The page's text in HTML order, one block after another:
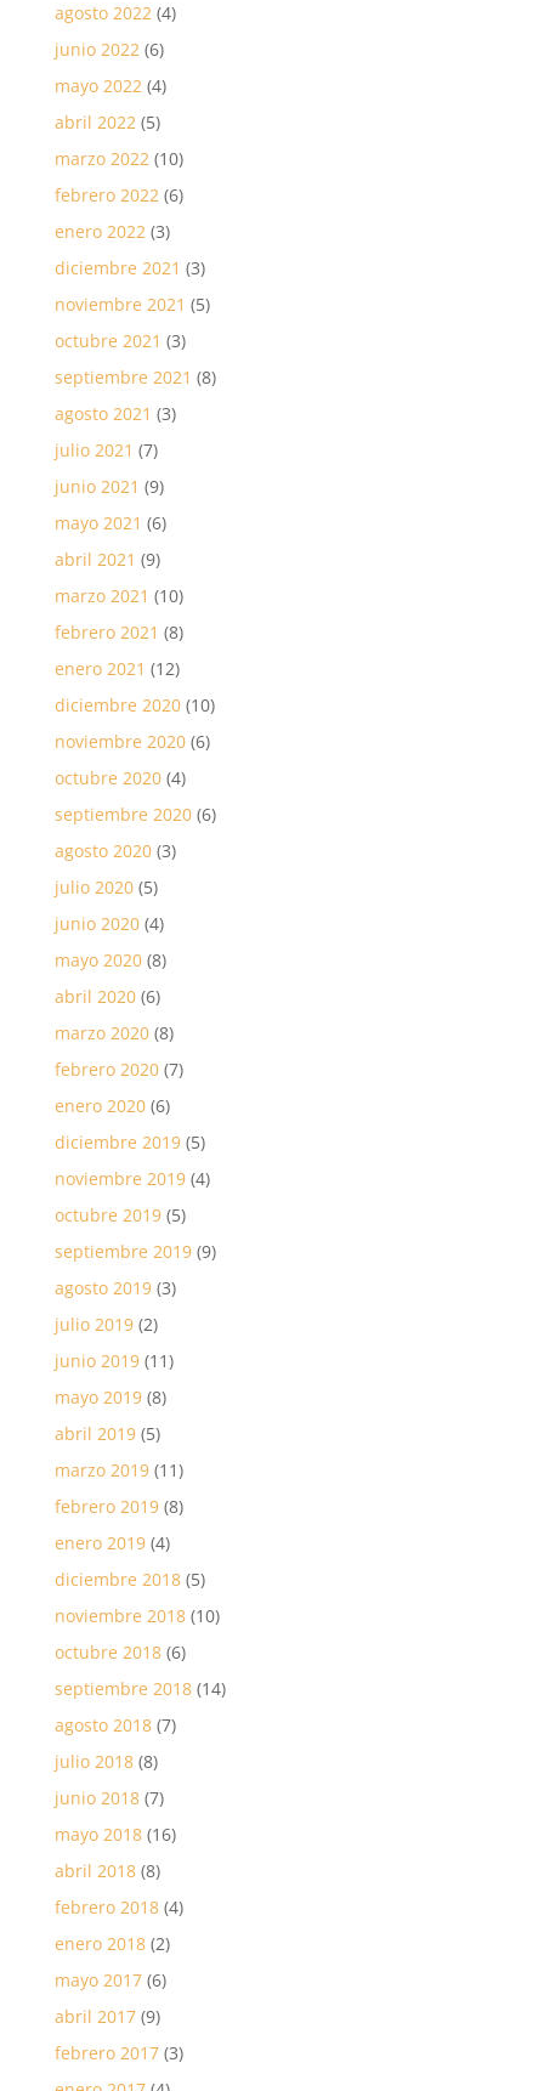
agosto 2022(4)
junio 2022(6)
mayo 2022(4)
abril 2022(5)
marzo 2022(10)
febrero 2022(6)
enero 2022(3)
diciembre 2021 (3)
noviembre 2021 (5)
octubre 2021 (3)
septiembre 2021 (8)
agosto 2021 (3)
julio 2021 (7)
junio 2021 (9)
mayo 2021 (6)
abril 2021 (9)
marzo 2021 (10)
febrero 2021 (8)
enero 2021 (12)
diciembre 2020(10)
noviembre 2020(6)
octubre 2020(4)
septiembre 2020(6)
agosto 2020(3)
julio 2020(5)
junio 2020(4)
mayo 2020(8)
abril 2020(6)
marzo 2020(8)
febrero 2020(7)
enero 2020(6)
diciembre 2019(5)
noviembre 2019(4)
octubre 2019(5)
septiembre 2019(9)
agosto 2019(3)
julio 2019(2)
junio 2019(11)
mayo 2019(8)
abril 2019(5)
marzo 2019(11)
febrero 2019(8)
enero 2019(4)
diciembre 2018(5)
noviembre 2018(10)
octubre 2018(6)
septiembre 2018(14)
agosto 2018(7)
julio 2018(8)
junio 2018(7)
mayo 2018(16)
abril 2018(8)
febrero 2018(4)
enero 2018(2)
mayo 2017(6)
abril 2017(9)
febrero 2017(3)